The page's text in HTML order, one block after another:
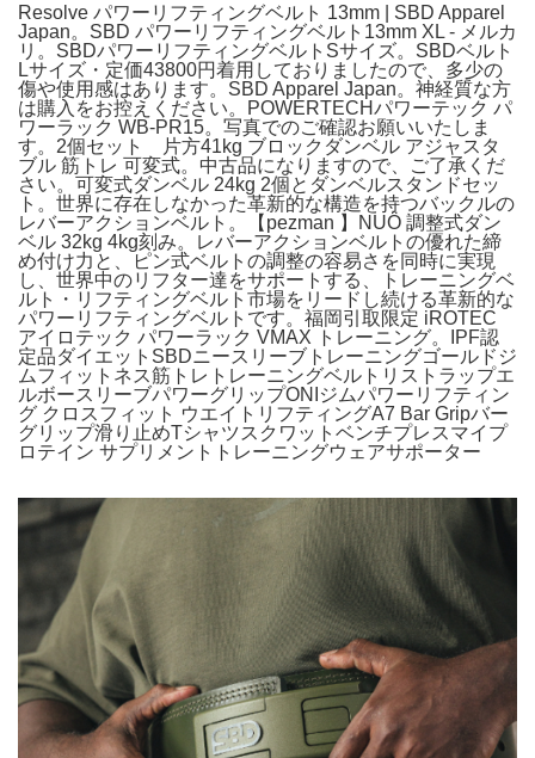
Resolve パワーリフティングベルト 13mm | SBD Apparel
Japan。SBD パワーリフティングベルト13mm XL - メルカ
リ。SBDパワーリフティングベルトSサイズ。SBDベルト
Lサイズ・定価43800円着用しておりましたので、多少の
傷や使用感はあります。SBD Apparel Japan。神経質な方
は購入をお控えください。POWERTECHパワーテック パ
ワーラック WB-PR15。写真でのご確認お願いいたしま
す。2個セット 片方41kg ブロックダンベル アジャスタ
ブル 筋トレ 可変式。中古品になりますので、ご了承くだ
さい。可変式ダンベル 24kg 2個とダンベルスタンドセッ
ト。世界に存在しなかった革新的な構造を持つバックルの
レバーアクションベルト。【pezman 】NUÖ 調整式ダン
ベル 32kg 4kg刻み。レバーアクションベルトの優れた締
め付け力と、ピン式ベルトの調整の容易さを同時に実現
し、世界中のリフター達をサポートする、トレーニングベ
ルト・リフティングベルト市場をリードし続ける革新的な
パワーリフティングベルトです。福岡引取限定 iROTEC
アイロテック パワーラック VMAX トレーニング。IPF認
定品ダイエットSBDニースリーブトレーニングゴールドジ
ムフィットネス筋トレトレーニングベルトリストラップエ
ルボースリーブパワーグリップONIジムパワーリフティン
グ クロスフィット ウエイトリフティングA7 Bar Gripバー
グリップ滑り止めTシャツスクワットベンチプレスマイプ
ロテイン サプリメントトレーニングウェアサポーター